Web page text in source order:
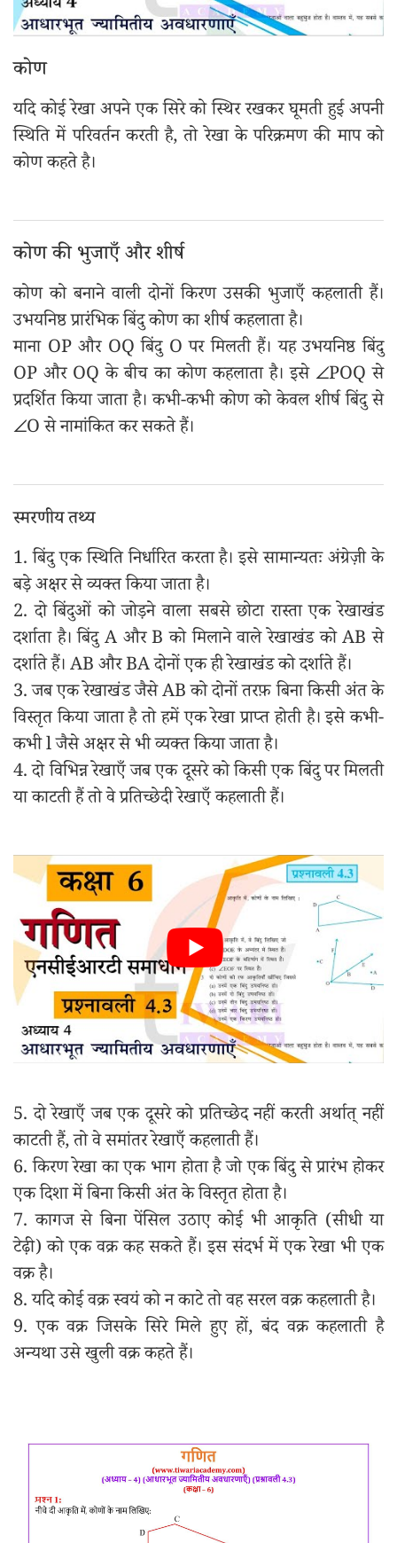
कोण
यदि कोई रेखा अपने एक सिरे को स्थिर रखकर घूमती हुई अपनी
स्थिति में परिवर्तन करती है, तो रेखा के परिक्रमण की माप को
कोण कहते है।
कोण की भुजाएँ और शीर्ष
कोण को बनाने वाली दोनों किरण उसकी भुजाएँ कहलाती हैं।
उभयनिष्ठ प्रारंभिक बिंदु कोण का शीर्ष कहलाता है।
माना OP और OQ बिंदु O पर मिलती हैं। यह उभयनिष्ठ बिंदु
OP और OQ के बीच का कोण कहलाता है। इसे ∠POQ से
प्रदर्शित किया जाता है। कभी-कभी कोण को केवल शीर्ष बिंदु से
∠O से नामांकित कर सकते हैं।
स्मरणीय तथ्य
1. बिंदु एक स्थिति निर्धारित करता है। इसे सामान्यतः अंग्रेज़ी के
बड़े अक्षर से व्यक्त किया जाता है।
2. दो बिंदुओं को जोड़ने वाला सबसे छोटा रास्ता एक रेखाखंड
दर्शाता है। बिंदु A और B को मिलाने वाले रेखाखंड को AB से
दर्शाते हैं। AB और BA दोनों एक ही रेखाखंड को दर्शाते हैं।
3. जब एक रेखाखंड जैसे AB को दोनों तरफ़ बिना किसी अंत के
विस्तृत किया जाता है तो हमें एक रेखा प्राप्त होती है। इसे कभी-
कभी l जैसे अक्षर से भी व्यक्त किया जाता है।
4. दो विभिन्न रेखाएँ जब एक दूसरे को किसी एक बिंदु पर मिलती
या काटती हैं तो वे प्रतिच्छेदी रेखाएँ कहलाती हैं।
5. दो रेखाएँ जब एक दूसरे को प्रतिच्छेद नहीं करती अर्थात् नहीं
काटती हैं, तो वे समांतर रेखाएँ कहलाती हैं।
6. किरण रेखा का एक भाग होता है जो एक बिंदु से प्रारंभ होकर
एक दिशा में बिना किसी अंत के विस्तृत होता है।
7. कागज से बिना पेंसिल उठाए कोई भी आकृति (सीधी या
टेढ़ी) को एक वक्र कह सकते हैं। इस संदर्भ में एक रेखा भी एक
वक्र है।
8. यदि कोई वक्र स्वयं को न काटे तो वह सरल वक्र कहलाती है।
9. एक वक्र जिसके सिरे मिले हुए हों, बंद वक्र कहलाती है
अन्यथा उसे खुली वक्र कहते हैं।